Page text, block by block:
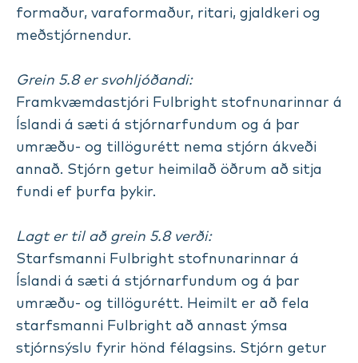
formaður, varaformaður, ritari, gjaldkeri og
meðstjórnendur.
Grein 5.8 er svohljóðandi:
Framkvæmdastjóri Fulbright stofnunarinnar á
Íslandi á sæti á stjórnarfundum og á þar
umræðu- og tillögurétt nema stjórn ákveði
annað. Stjórn getur heimilað öðrum að sitja
fundi ef þurfa þykir.
Lagt er til að grein 5.8 verði:
Starfsmanni Fulbright stofnunarinnar á
Íslandi á sæti á stjórnarfundum og á þar
umræðu- og tillögurétt. Heimilt er að fela
starfsmanni Fulbright að annast ýmsa
stjórnsýslu fyrir hönd félagsins. Stjórn getur